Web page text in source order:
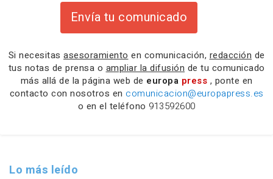
Envía tu comunicado
Si necesitas asesoramiento en comunicación, redacción de
tus notas de prensa o ampliar la difusión de tu comunicado
más allá de la página web de europa press , ponte en
contacto con nosotros en comunicacion@europapress.es
o en el teléfono 913592600
Lo más leído